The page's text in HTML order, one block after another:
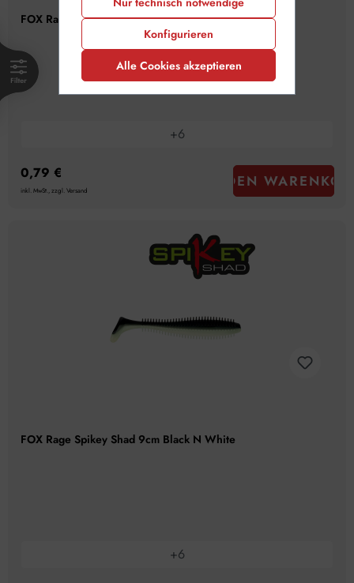
FOX Rage Slick Shad 7cm Silver Bleak
+6
0,79 €
inkl. MwSt., zzgl. Versand IN DEN
FOX Rage Spikey Shad 9cm Black N White
+6
Konfigurieren
Alle Cookies akzeptieren